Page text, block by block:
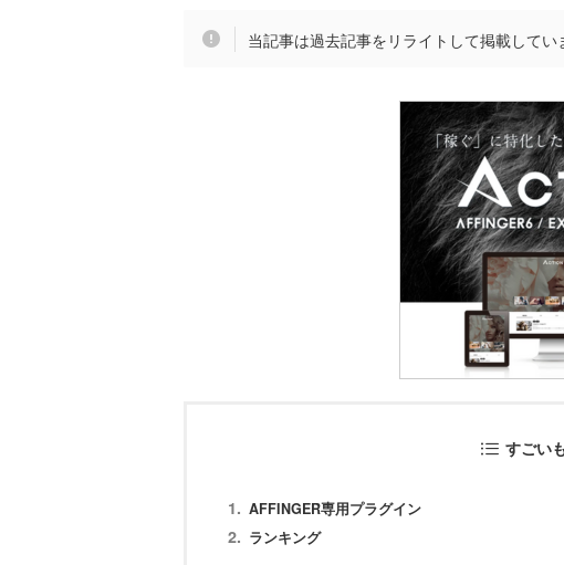
当記事は過去記事をリライトして掲載してい
すごい
AFFINGER専用プラグイン
ランキング